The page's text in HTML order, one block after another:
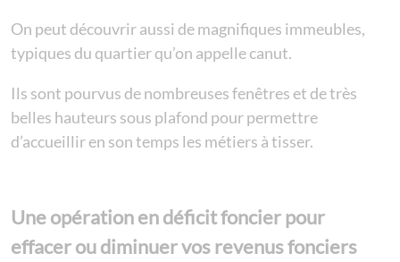
On peut découvrir aussi de magnifiques immeubles,
typiques du quartier qu’on appelle canut.
Ils sont pourvus de nombreuses fenêtres et de très
belles hauteurs sous plafond pour permettre
d’accueillir en son temps les métiers à tisser.
Une opération en déficit foncier pour
effacer ou diminuer vos revenus fonciers